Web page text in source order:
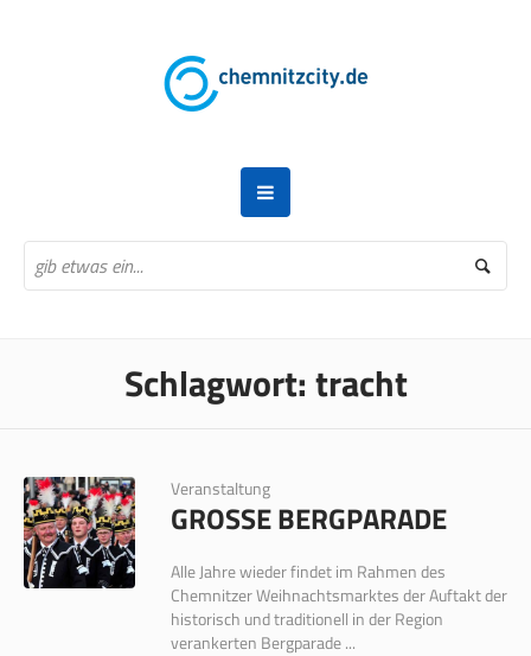
Schlagwort:tracht
Veranstaltung
GROSSE BERGPARADE
Alle Jahre wieder findet im Rahmen des
Chemnitzer Weihnachtsmarktes der Auftakt der
historisch und traditionell in der Region
verankerten Bergparade ...